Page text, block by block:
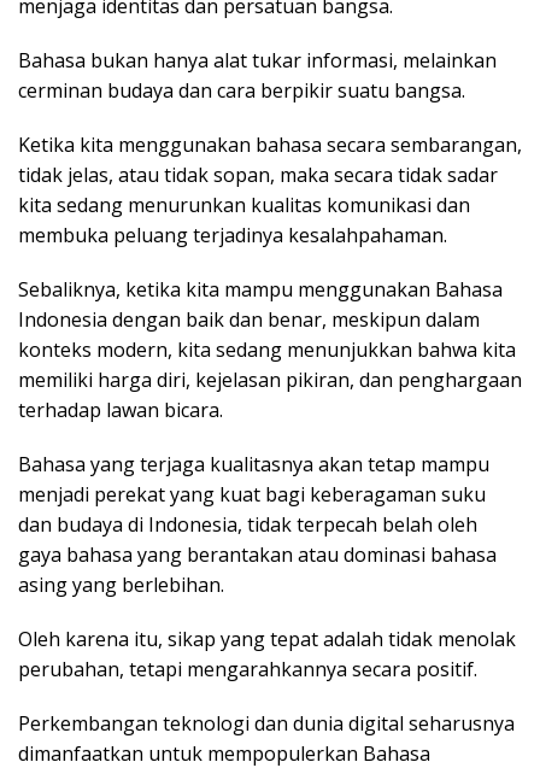
menjaga identitas dan persatuan bangsa.
Bahasa bukan hanya alat tukar informasi, melainkan
cerminan budaya dan cara berpikir suatu bangsa.
Ketika kita menggunakan bahasa secara sembarangan,
tidak jelas, atau tidak sopan, maka secara tidak sadar
kita sedang menurunkan kualitas komunikasi dan
membuka peluang terjadinya kesalahpahaman.
Sebaliknya, ketika kita mampu menggunakan Bahasa
Indonesia dengan baik dan benar, meskipun dalam
konteks modern, kita sedang menunjukkan bahwa kita
memiliki harga diri, kejelasan pikiran, dan penghargaan
terhadap lawan bicara.
Bahasa yang terjaga kualitasnya akan tetap mampu
menjadi perekat yang kuat bagi keberagaman suku
dan budaya di Indonesia, tidak terpecah belah oleh
gaya bahasa yang berantakan atau dominasi bahasa
asing yang berlebihan.
Oleh karena itu, sikap yang tepat adalah tidak menolak
perubahan, tetapi mengarahkannya secara positif.
Perkembangan teknologi dan dunia digital seharusnya
dimanfaatkan untuk mempopulerkan Bahasa